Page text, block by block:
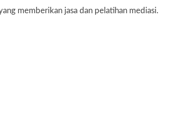
memberikan jasa dan pelatihan mediasi.